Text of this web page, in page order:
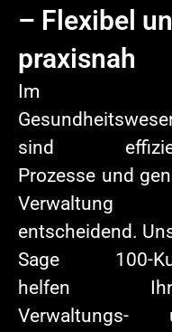
– Flexibel
praxisnah
Im
sind
Prozesse und
Verwaltung
entscheidend.
Sage 100-
helfen
Verwaltungs-